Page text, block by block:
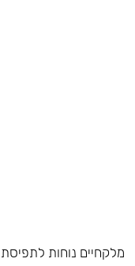
מלקחיים נוחות לתפיסת